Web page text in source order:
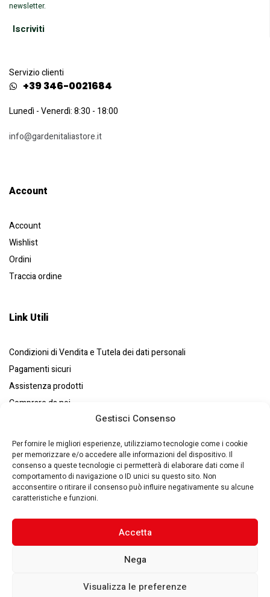
Gestisci Consenso
Per fornire le migliori esperienze, utilizziamo tecnologie come i cookie
per memorizzare e/o accedere alle informazioni del dispositivo. Il
consenso a queste tecnologie ci permetterà di elaborare dati come il
comportamento di navigazione o ID unici su questo sito. Non
acconsentire o ritirare il consenso può influire negativamente su alcune
caratteristiche e funzioni.
Accetta
Nega
Visualizza le preferenze
newsletter.
Servizio clienti
+39 346-0021684
Lunedì - Venerdì: 8:30 - 18:00
info@gardenitaliastore.it
Account​
Account
Wishlist
Ordini
Traccia ordine
Link Utili
Condizioni di Vendita e Tutela dei dati personali
Pagamenti sicuri
Assistenza prodotti
Comprare da noi
Eurosystems S.p.A. © – P. IVA : 00270140353 – Via Zaccarini, 8
Privacy Policy–Cookie Policy